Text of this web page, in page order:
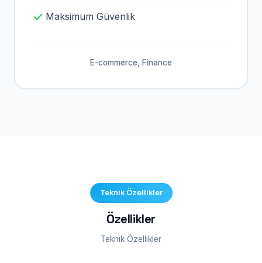
Maksimum Güvenlik
E-commerce, Finance
Teknik Özellikler
Özellikler
Teknik Özellikler